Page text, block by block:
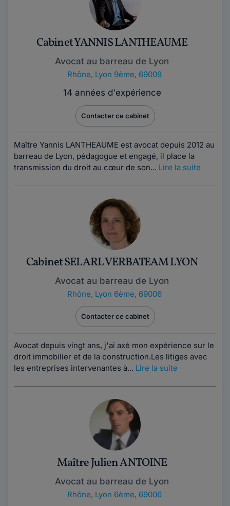
Cabinet YANNIS LANTHEAUME
Avocat au barreau de Lyon
Rhône, Lyon 9ème, 69009
14 années d'expérience
Contacter ce cabinet
Maître Yannis LANTHEAUME est avocat depuis 2012 au
barreau de Lyon, pédagogue et engagé, il place la
transmission du droit au cœur de son... Lire la suite
Cabinet SELARL VERBATEAM LYON
Avocat au barreau de Lyon
Rhône, Lyon 6ème, 69006
Contacter ce cabinet
Avocat depuis vingt ans, j'ai axé mon expérience sur le
droit immobilier et de la construction.Les litiges avec
les entreprises intervenantes à... Lire la suite
Maître Julien ANTOINE
Avocat au barreau de Lyon
Rhône, Lyon 6ème, 69006